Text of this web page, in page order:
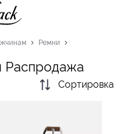
Ремни
Сортировка